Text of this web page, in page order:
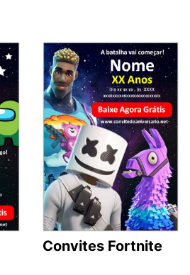
Convites Fortnite